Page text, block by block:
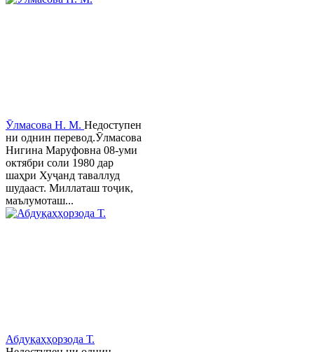
Ӯлмасова Н. М. Недоступен
ни однин перевод.Ӯлмасова
Нигина Маруфовна 08-уми
октябри соли 1980 дар
шаҳри Хуҷанд таваллуд
шудааст. Миллаташ тоҷик,
маълумоташ...
Абдуқаҳҳорзода Т.